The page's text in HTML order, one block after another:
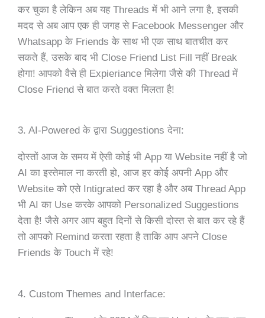
कर चुका है लेकिन अब यह Threads में भी आने लगा है, इसकी
मदद से अब आप एक ही जगह से Facebook Messenger और
Whatsapp के Friends के साथ भी एक साथ बातचीत कर
सकते हैं, उसके बाद भी Close Friend List Fill नहीं Break
होगा! आपको वैसे ही Expieriance मिलेगा जैसे की Thread में
Close Friend से बात करते वक्त मिलता है!
3. AI-Powered के द्वारा Suggestions देना:
दोस्तों आज के समय में ऐसी कोई भी App या Website नहीं है जो
AI का इस्तेमाल ना करती हो, आज हर कोई अपनी App और
Website को एसे Intigrated कर रहा है और अब Thread App
भी AI का Use करके आपको Personalized Suggestions
देता है! जैसे अगर आप बहुत दिनों से किसी दोस्त से बात कर रहे हैं
तो आपको Remind करता रहता है ताकि आप अपने Close
Friends के Touch में रहे!
4. Custom Themes and Interface: